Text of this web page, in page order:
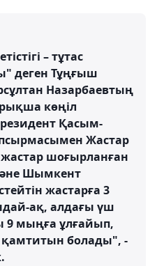
– тұтас
деген Тұңғыш
Назарбаевтың
көңіл
Қасым-
Жастар
шоғырланған
Шымкент
жастарға 3
ақ, алдағы үш
9 мыңға ұлғайып,
болады", -